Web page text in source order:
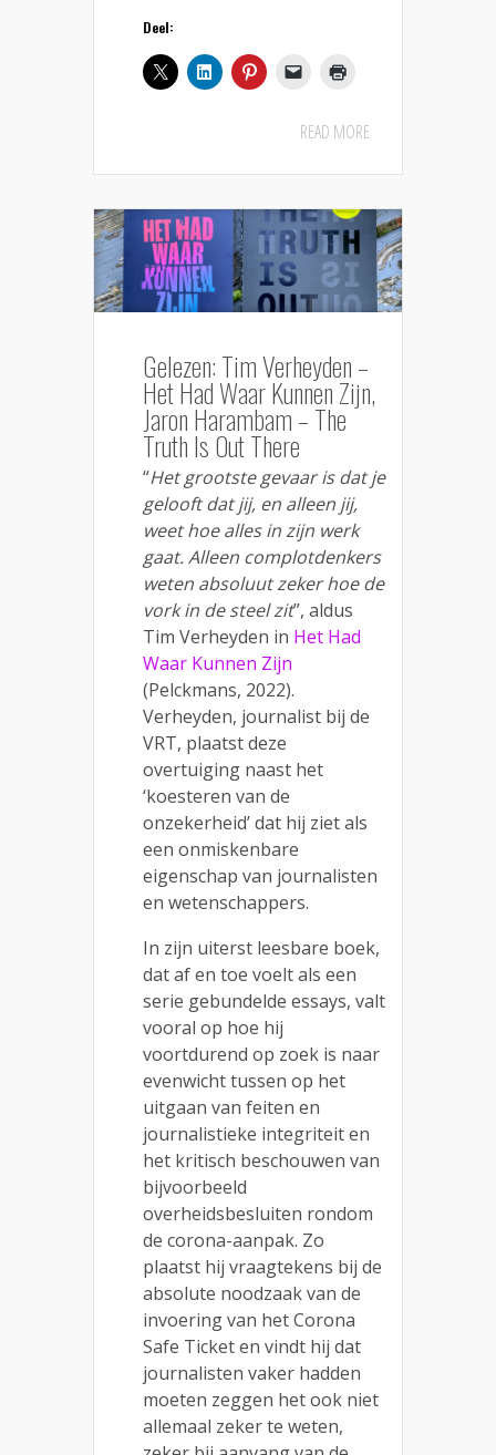
Deel:
READ MORE
Gelezen: Tim Verheyden –
Het Had Waar Kunnen Zijn,
Jaron Harambam – The
Truth Is Out There
“Het grootste gevaar is dat je
gelooft dat jij, en alleen jij,
weet hoe alles in zijn werk
gaat. Alleen complotdenkers
weten absoluut zeker hoe de
vork in de steel zit”, aldus
Tim Verheyden in Het Had
Waar Kunnen Zijn
(Pelckmans, 2022).
Verheyden, journalist bij de
VRT, plaatst deze
overtuiging naast het
‘koesteren van de
onzekerheid’ dat hij ziet als
een onmiskenbare
eigenschap van journalisten
en wetenschappers.
In zijn uiterst leesbare boek,
dat af en toe voelt als een
serie gebundelde essays, valt
vooral op hoe hij
voortdurend op zoek is naar
evenwicht tussen op het
uitgaan van feiten en
journalistieke integriteit en
het kritisch beschouwen van
bijvoorbeeld
overheidsbesluiten rondom
de corona-aanpak. Zo
plaatst hij vraagtekens bij de
absolute noodzaak van de
invoering van het Corona
Safe Ticket en vindt hij dat
journalisten vaker hadden
moeten zeggen het ook niet
allemaal zeker te weten,